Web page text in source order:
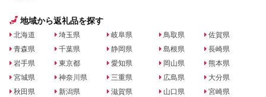
地域から返礼品を探す
北海道
青森県
岩手県
宮城県
秋田県
埼玉県
千葉県
東京都
神奈川県
新潟県
岐阜県
静岡県
愛知県
三重県
滋賀県
鳥取県
島根県
岡山県
広島県
山口県
佐賀県
長崎県
熊本県
大分県
宮崎県